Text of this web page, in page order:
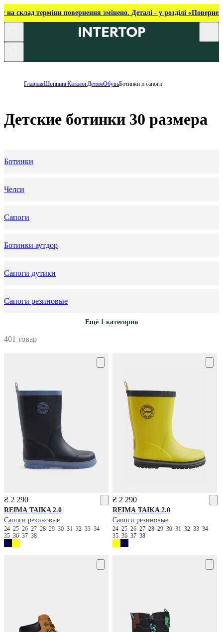
на склад терміни повернення змінено. Деталі - у розділі
ГлавнаяШоппингКаталогДетямОбувьБотинки и сапоги
Детские ботинки 30 размера
Ботинки
Челси
Сапоги
Ботинки аутдор
Сапоги дутики
Сапоги резиновые
Ещё 1 категория
401 товар
₴ 2 290
REIMA TAIKA 2.0
Сапоги резиновые
24 25 26 27 28 29 30 31 32 33 34
35 36 37 38
₴ 2 290
REIMA TAIKA 2.0
Сапоги резиновые
2425262728293031323334
35363738